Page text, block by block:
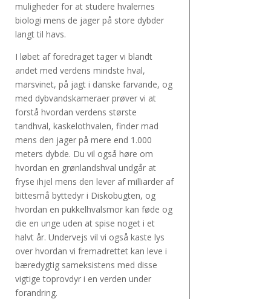
muligheder for at studere hvalernes
biologi mens de jager på store dybder
langt til havs.
I løbet af foredraget tager vi blandt
andet med verdens mindste hval,
marsvinet, på jagt i danske farvande, og
med dybvandskameraer prøver vi at
forstå hvordan verdens største
tandhval, kaskelothvalen, finder mad
mens den jager på mere end 1.000
meters dybde. Du vil også høre om
hvordan en grønlandshval undgår at
fryse ihjel mens den lever af milliarder af
bittesmå byttedyr i Diskobugten, og
hvordan en pukkelhvalsmor kan føde og
die en unge uden at spise noget i et
halvt år. Undervejs vil vi også kaste lys
over hvordan vi fremadrettet kan leve i
bæredygtig sameksistens med disse
vigtige toprovdyr i en verden under
forandring.